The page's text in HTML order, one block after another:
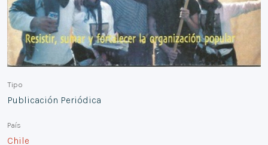
Tipo
Publicación Periódica
País
Chile